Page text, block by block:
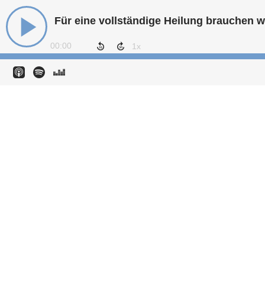
Für eine vollständige Heilung brauchen
00:00